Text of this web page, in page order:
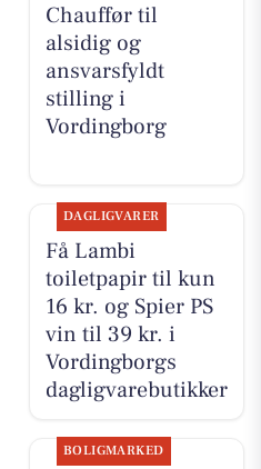
Chauffør til
alsidig og
ansvarsfyldt
stilling i
Vordingborg
DAGLIGVARER
Få Lambi
toiletpapir til kun
16 kr. og Spier PS
vin til 39 kr. i
Vordingborgs
dagligvarebutikker
BOLIGMARKED